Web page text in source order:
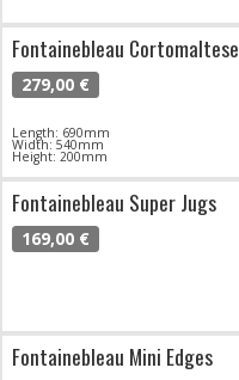
Fontainebleau Cortomaltese
279,00 €
Length: 690mm
Width: 540mm
Height: 200mm
Fontainebleau Super Jugs
169,00 €
Fontainebleau Mini Edges